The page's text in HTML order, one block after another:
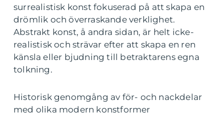
surrealistisk konst fokuserad på att skapa en
drömlik och överraskande verklighet.
Abstrakt konst, å andra sidan, är helt icke-
realistisk och strävar efter att skapa en ren
känsla eller bjudning till betraktarens egna
tolkning.
Historisk genomgång av för- och nackdelar
med olika modern konstformer